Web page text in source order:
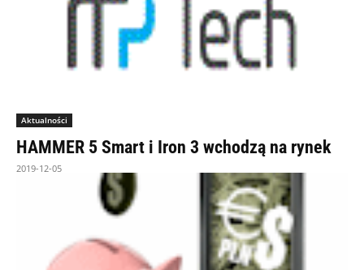
Aktualności
HAMMER 5 Smart i Iron 3 wchodzą na rynek
2019-12-05